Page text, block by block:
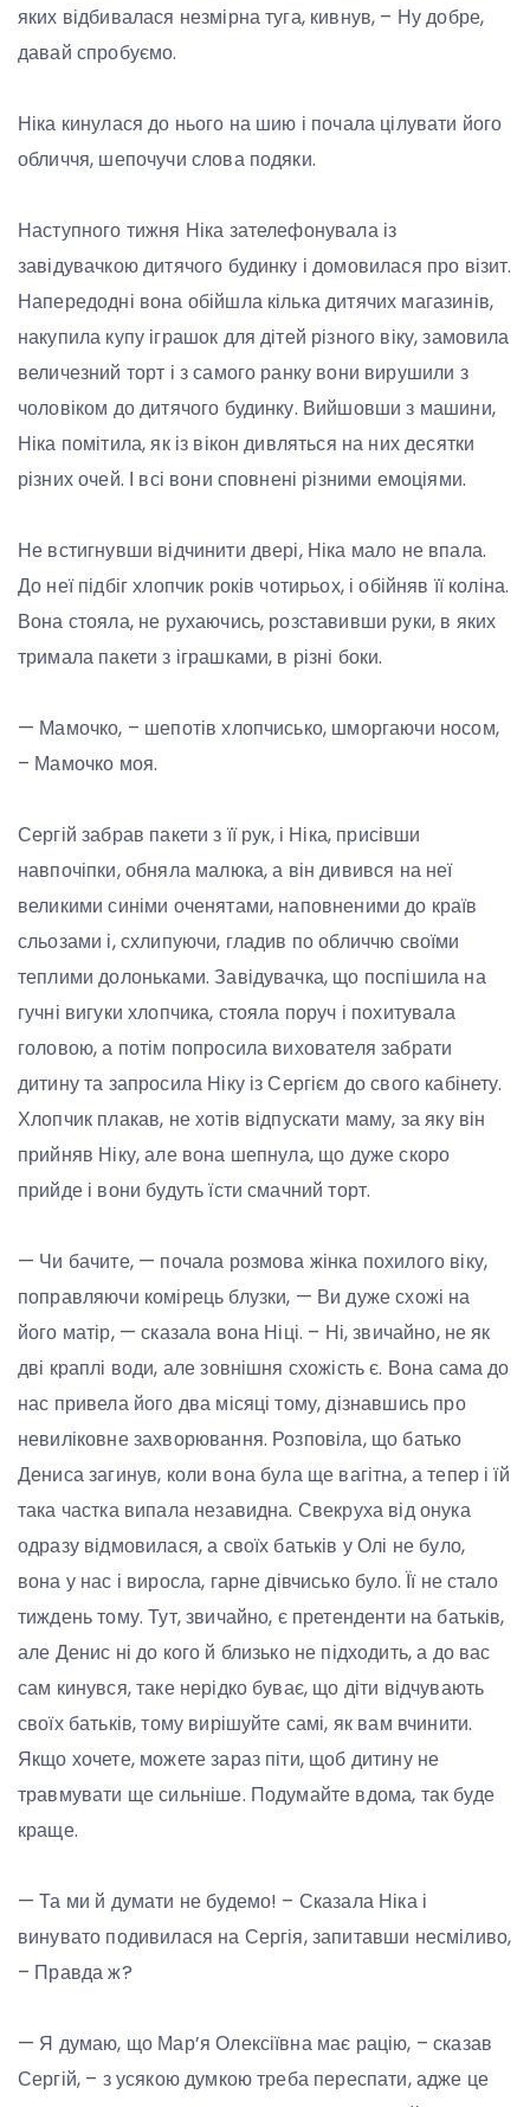
яких відбивалася незмірна туга, кивнув, – Ну добре,
давай спробуємо.
Ніка кинулася до нього на шию і почала цілувати його
обличчя, шепочучи слова подяки.
Наступного тижня Ніка зателефонувала із
завідувачкою дитячого будинку і домовилася про візит.
Напередодні вона обійшла кілька дитячих магазинів,
накупила купу іграшок для дітей різного віку, замовила
величезний торт і з самого ранку вони вирушили з
чоловіком до дитячого будинку. Вийшовши з машини,
Ніка помітила, як із вікон дивляться на них десятки
різних очей. І всі вони сповнені різними емоціями.
Не встигнувши відчинити двері, Ніка мало не впала.
До неї підбіг хлопчик років чотирьох, і обійняв її коліна.
Вона стояла, не рухаючись, розставивши руки, в яких
тримала пакети з іграшками, в різні боки.
— Мамочко, – шепотів хлопчисько, шморгаючи носом,
– Мамочко моя.
Сергій забрав пакети з її рук, і Ніка, присівши
навпочіпки, обняла малюка, а він дивився на неї
великими синіми оченятами, наповненими до країв
сльозами і, схлипуючи, гладив по обличчю своїми
теплими долоньками. Завідувачка, що поспішила на
гучні вигуки хлопчика, стояла поруч і похитувала
головою, а потім попросила вихователя забрати
дитину та запросила Ніку із Сергієм до свого кабінету.
Хлопчик плакав, не хотів відпускати маму, за яку він
прийняв Ніку, але вона шепнула, що дуже скоро
прийде і вони будуть їсти смачний торт.
— Чи бачите, — почала розмова жінка похилого віку,
поправляючи комірець блузки, — Ви дуже схожі на
його матір, — сказала вона Ніці. – Ні, звичайно, не як
дві краплі води, але зовнішня схожість є. Вона сама до
нас привела його два місяці тому, дізнавшись про
невиліковне захворювання. Розповіла, що батько
Дениса загинув, коли вона була ще вагітна, а тепер і їй
така частка випала незавидна. Свекруха від онука
одразу відмовилася, а своїх батьків у Олі не було,
вона у нас і виросла, гарне дівчисько було. Її не стало
тиждень тому. Тут, звичайно, є претенденти на батьків,
але Денис ні до кого й близько не підходить, а до вас
сам кинувся, таке нерідко буває, що діти відчувають
своїх батьків, тому вирішуйте самі, як вам вчинити.
Якщо хочете, можете зараз піти, щоб дитину не
травмувати ще сильніше. Подумайте вдома, так буде
краще.
— Та ми й думати не будемо! – Сказала Ніка і
винувато подивилася на Сергія, запитавши несміливо,
– Правда ж?
— Я думаю, що Мар’я Олексіївна має рацію, – сказав
Сергій, – з усякою думкою треба переспати, адже це